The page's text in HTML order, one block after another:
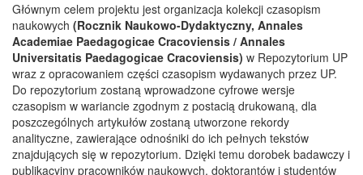
Głównym celem projektu jest organizacja kolekcji czasopism
naukowych (Rocznik Naukowo-Dydaktyczny, Annales
Academiae Paedagogicae Cracoviensis / Annales
Universitatis Paedagogicae Cracoviensis) w Repozytorium UP
wraz z opracowaniem części czasopism wydawanych przez UP.
Do repozytorium zostaną wprowadzone cyfrowe wersje
czasopism w wariancie zgodnym z postacią drukowaną, dla
poszczególnych artykułów zostaną utworzone rekordy
analityczne, zawierające odnośniki do ich pełnych tekstów
znajdujących się w repozytorium. Dzięki temu dorobek badawczy i
publikacyjny pracowników naukowych, doktorantów i studentów